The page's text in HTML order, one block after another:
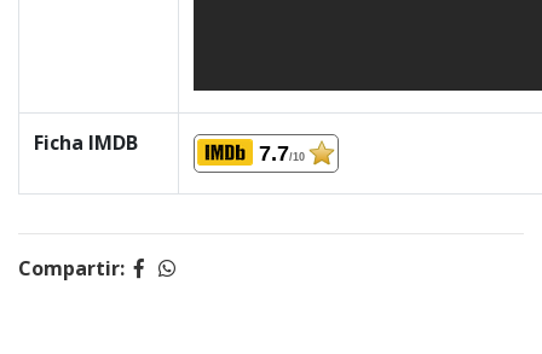
Ficha IMDB 7.7/10
Compartir: